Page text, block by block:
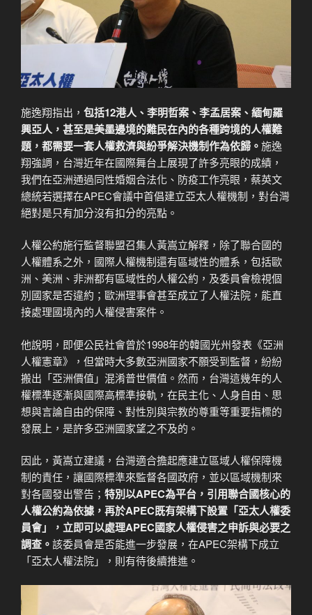
施逸翔指出， 包括12港人、李明哲案、李孟居案、緬甸羅
興亞人，甚至是美墨邊境的難民在內的各種跨境的人權難
題，都需要一套人權救濟與紛爭解決機制作為依歸。施逸
翔強調，台灣近年在國際舞台上展現了許多亮眼的成績，
我們在亞洲通過同性婚姻合法化、防疫工作亮眼，蔡英文
總統若選擇在APEC會議中首倡建立亞太人權機制，對台灣
絕對是只有加分沒有扣分的亮點。
人權公約施行監督聯盟召集人黃嵩立解釋，除了聯合國的
人權體系之外，國際人權機制還有區域性的體系，包括歐
洲、美洲、非洲都有區域性的人權公約，及委員會檢視個
別國家是否違約；歐洲理事會甚至成立了人權法院，能直
接處理國境內的人權侵害案件。
他說明，即便公民社會曾於1998年的韓國光州發表《亞洲
人權憲章》，但當時大多數亞洲國家不願受到監督，紛紛
搬出「亞洲價值」混淆普世價值。然而，台灣這幾年的人
權標準逐漸與國際高標準接軌，在民主化、人身自由、思
想與言論自由的保障、對性別與宗教的尊重等重要指標的
發展上，是許多亞洲國家望之不及的。
因此，黃嵩立建議，台灣適合擔起應建立區域人權保障機
制的責任，讓國際標準來監督各國政府，並以區域機制來
對各國發出警告； 特別以APEC為平台，引用聯合國核心的
人權公約為依據，再於APEC既有架構下設置「亞太人權委
員會」，立即可以處理APEC國家人權侵害之申訴與必要之
調查。該委員會是否能進一步發展，在APEC架構下成立
「亞太人權法院」，則有待後續推進。